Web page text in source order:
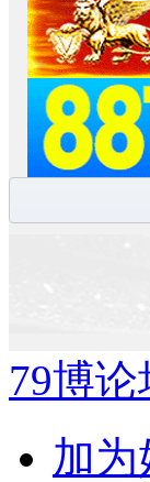
79博论
加为